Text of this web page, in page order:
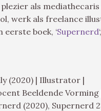
als mediathecaris
werk als freelance
eerste boek, ‘Supernerd‘,
(2020) | Illustrator |
Beeldende Vorming
(2020), Supernerd